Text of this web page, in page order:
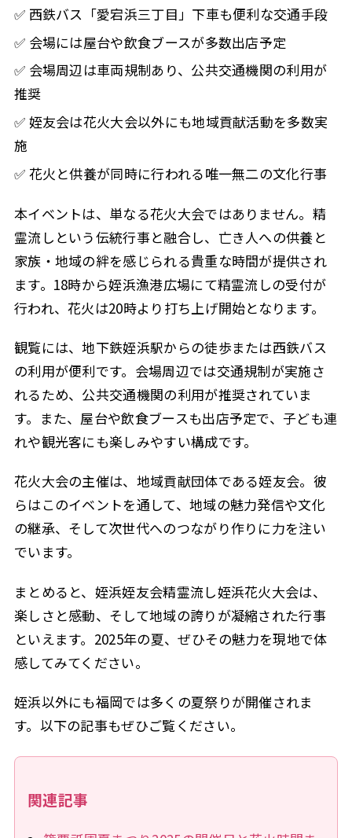
✅ 西鉄バス「愛宕浜三丁目」下車も便利な交通手段
✅ 会場には屋台や飲食ブースが多数出店予定
✅ 会場周辺は車両規制あり、公共交通機関の利用が
推奨
✅ 姪友会は花火大会以外にも地域貢献活動を多数実
施
✅ 花火と供養が同時に行われる唯一無二の文化行事
本イベントは、単なる花火大会ではありません。精
霊流しという伝統行事と融合し、亡き人への供養と
家族・地域の絆を感じられる貴重な時間が提供され
ます。18時から姪浜漁港広場にて精霊流しの受付が
行われ、花火は20時より打ち上げ開始となります。
観覧には、地下鉄姪浜駅からの徒歩または西鉄バス
の利用が便利です。会場周辺では交通規制が実施さ
れるため、公共交通機関の利用が推奨されていま
す。また、屋台や飲食ブースも出店予定で、子ども連
れや観光客にも楽しみやすい構成です。
花火大会の主催は、地域貢献団体である姪友会。彼
らはこのイベントを通して、地域の魅力発信や文化
の継承、そして次世代へのつながり作りに力を注い
でいます。
まとめると、姪浜姪友会精霊流し姪浜花火大会は、
楽しさと感動、そして地域の誇りが凝縮された行事
といえます。2025年の夏、ぜひその魅力を現地で体
感してみてください。
姪浜以外にも福岡では多くの夏祭りが開催されま
す。以下の記事もぜひご覧ください。
関連記事